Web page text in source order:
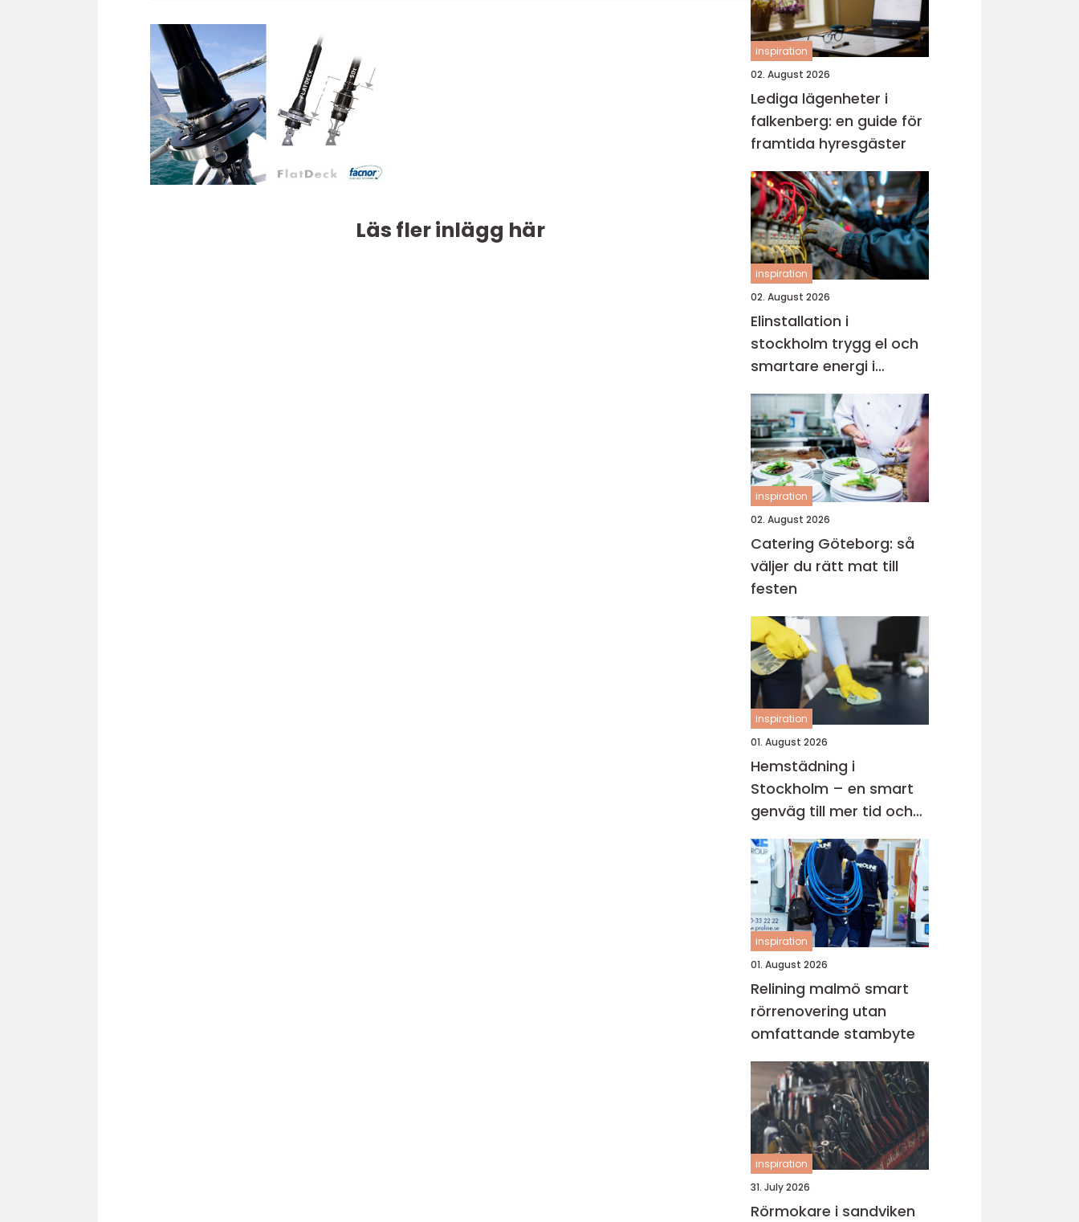
Läs fler inlägg här
inspiration
02. August 2026
Lediga lägenheter i
falkenberg: en guide för
framtida hyresgäster
inspiration
02. August 2026
Elinstallation i
stockholm trygg el och
smartare energi i
vardagen
inspiration
02. August 2026
Catering Göteborg: så
väljer du rätt mat till
festen
inspiration
01. August 2026
Hemstädning i
Stockholm – en smart
genväg till mer tid och
lugn i vardagen
inspiration
01. August 2026
Relining malmö smart
rörrenovering utan
omfattande stambyte
inspiration
31. July 2026
Rörmokare i sandviken